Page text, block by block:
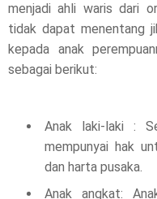
menjadi ahli waris dari
tidak dapat menentang
kepada anak
sebagai berikut:
Anak laki-laki :
mempunyai hak
dan harta pusaka.
Anak angkat: